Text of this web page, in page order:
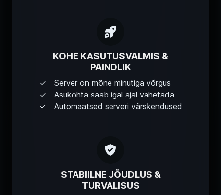
KOHE KASUTUSVALMIS &
PAINDLIK
Server on mõne minutiga võrgus
Asukohta saab igal ajal vahetada
Automaatsed serveri värskendused
STABIILNE JÕUDLUS &
TURVALISUS